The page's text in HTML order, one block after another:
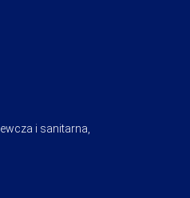
i sanitarna,